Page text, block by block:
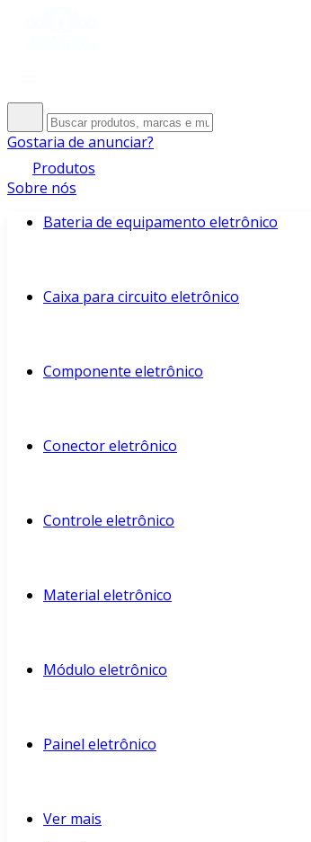
Gostaria de anunciar?
Produtos
Sobre nós
Bateria de equipamento eletrônico
Caixa para circuito eletrônico
Componente eletrônico
Conector eletrônico
Controle eletrônico
Material eletrônico
Módulo eletrônico
Painel eletrônico
Ver mais